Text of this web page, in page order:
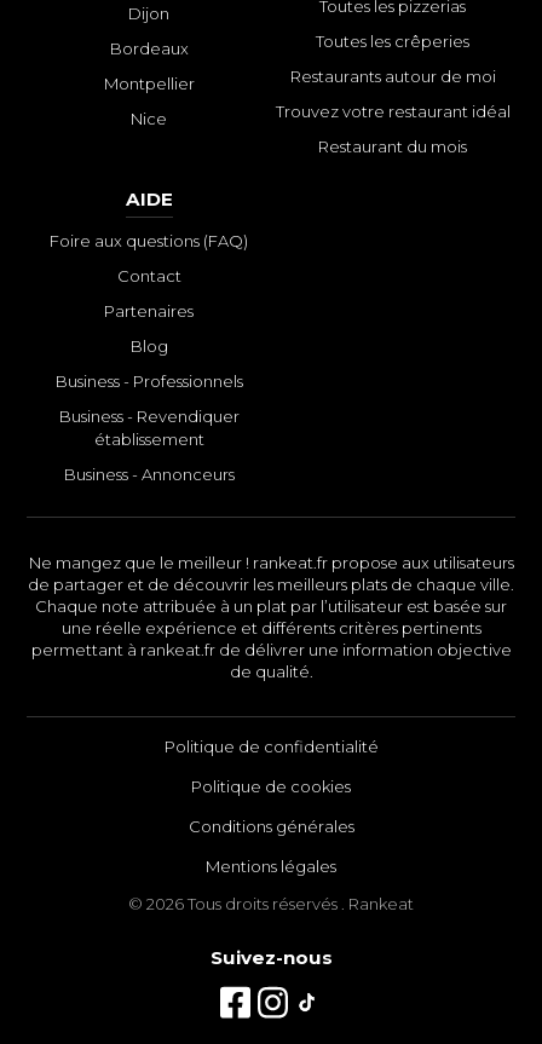
Dijon
Bordeaux
Montpellier
Nice
Toutes les pizzerias
Toutes les crêperies
Restaurants autour de moi
Trouvez votre restaurant idéal
Restaurant du mois
AIDE
Foire aux questions (FAQ)
Contact
Partenaires
Blog
Business - Professionnels
Business - Revendiquer
établissement
Business - Annonceurs
Ne mangez que le meilleur ! rankeat.fr propose aux utilisateurs
de partager et de découvrir les meilleurs plats de chaque ville.
Chaque note attribuée à un plat par l’utilisateur est basée sur
une réelle expérience et différents critères pertinents
permettant à rankeat.fr de délivrer une information objective
de qualité.
Politique de confidentialité
Politique de cookies
Conditions générales
Mentions légales
© 2026 Tous droits réservés . Rankeat
Suivez-nous